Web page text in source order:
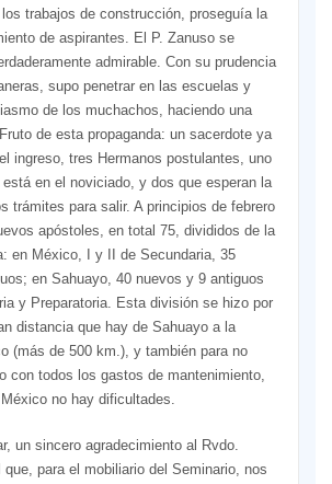
trabajos de construcción, proseguía la
de aspirantes. El P. Zanuso se
admirable. Con su prudencia
supo penetrar en las escuelas y
de los muchachos, haciendo una
de esta propaganda: un sacerdote ya
ingreso, tres Hermanos postulantes, uno
en el noviciado, y dos que esperan la
trámites para salir. A principios de febrero
apóstoles, en total 75, divididos de la
en México, I y II de Secundaria, 35
en Sahuayo, 40 nuevos y 9 antiguos
y Preparatoria. Esta división se hizo por
distancia que hay de Sahuayo a la
(más de 500 km.), y también para no
con todos los gastos de mantenimiento,
no hay dificultades.
un sincero agradecimiento al Rvdo.
que, para el mobiliario del Seminario, nos